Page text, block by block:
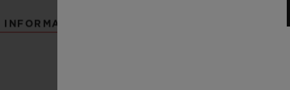
INFORMACIÓN